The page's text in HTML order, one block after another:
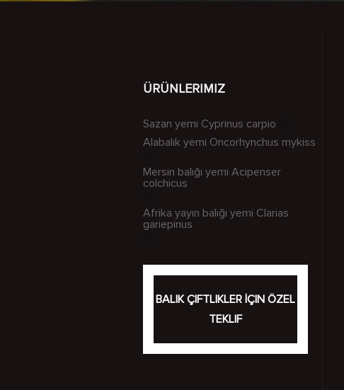
ÜRÜNLERIMIZ
Sazan yemi Cyprinus carpio
Alabalık yemi Oncorhynchus mykiss
Mersin balığı yemi Acipenser
colchicus
Afrika yayın balığı yemi Clarias
gariepinus
BALIK ÇIFTLIKLER İÇIN ÖZEL
TEKLIF